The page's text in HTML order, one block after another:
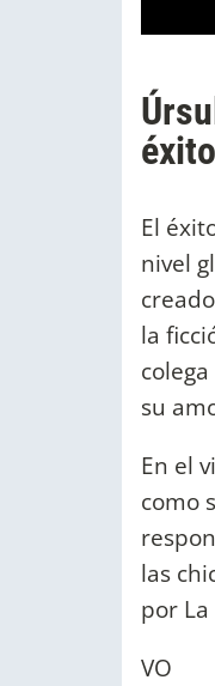
El
nivel
la
colega
su
En el
como
las
por
VO